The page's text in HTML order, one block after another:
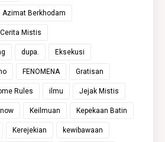
Azimat Berkhodam
Cerita Mistis
dupa. Eksekusi
FENOMENA Gratisan
Rules ilmu Jejak Mistis
Keilmuan Kepekaan Batin
Kerejekian kewibawaan